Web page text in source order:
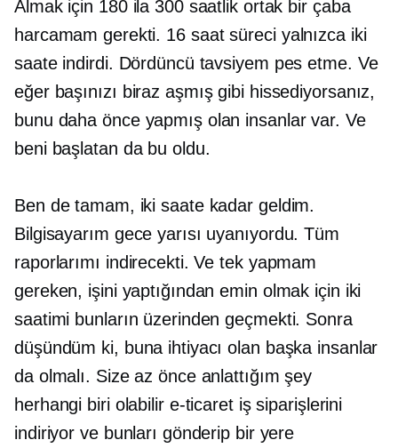
Almak için 180 ila 300 saatlik ortak bir çaba
harcamam gerekti. 16 saatsüreci yalnızca iki
saate indirdi. Dördüncü tavsiyem pes etme. Ve
eğer başınızı biraz aşmış gibi hissediyorsanız,
bunu daha önce yapmış olan insanlar var. Ve
beni başlatan da bu oldu.
Ben de tamam, iki saate kadar geldim.
Bilgisayarım gece yarısı uyanıyordu. Tüm
raporlarımı indirecekti. Ve tek yapmam
gereken, işini yaptığından emin olmak için iki
saatimi bunların üzerinden geçmekti. Sonra
düşündüm ki, buna ihtiyacı olan başka insanlar
da olmalı. Size az önce anlattığım şey
herhangi biri olabilir e-ticaretiş siparişlerini
indiriyor ve bunları gönderip bir yere